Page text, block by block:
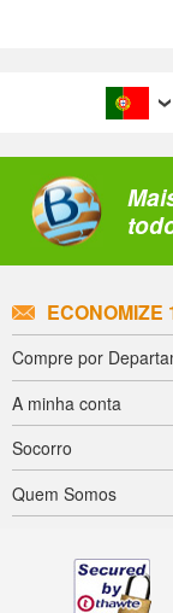
ECONOMIZE
Compre por
A minha conta
Socorro
Quem Somos